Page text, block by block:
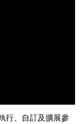
行、自訂及擴展參